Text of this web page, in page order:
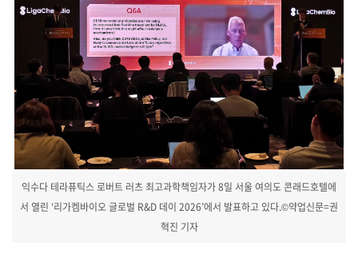
익수다 테라퓨틱스 로버트 러츠 최고과학책임자가 8일 서울 여의도 콘래드호텔에
서 열린 ‘리가켐바이오 글로벌 R&D 데이 2026’에서 발표하고 있다.©약업신문=권
혁진 기자